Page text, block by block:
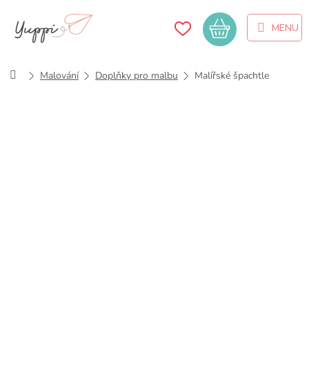
obsah
Nákupní
košík
DomůMalování Doplňky pro malbu Malířské špachtle